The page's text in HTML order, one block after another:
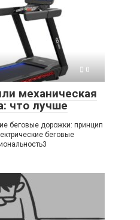
0
механическая
что лучше
беговые дорожки: принцип
беговые